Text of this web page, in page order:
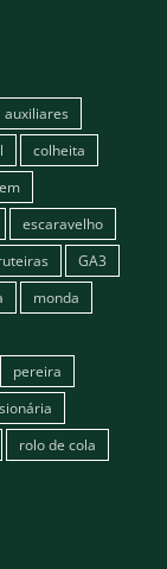
auxiliares
colheita
escaravelho
GA3
monda
pereira
rolo de cola